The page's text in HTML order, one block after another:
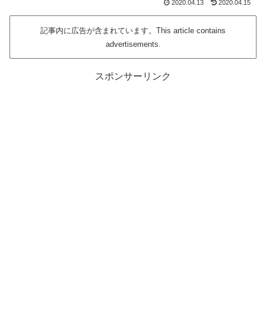
2020.04.13 2020.04.15
記事内に広告が含まれています。This article contains
advertisements.
スポンサーリンク